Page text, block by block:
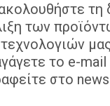
τη
των
το e-mail
στο